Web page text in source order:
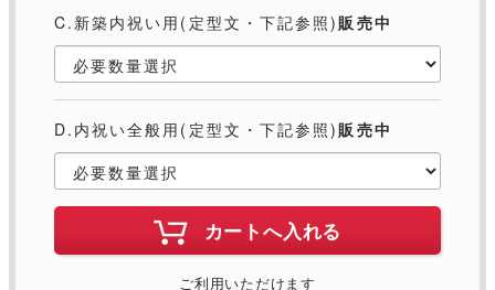
C.新築内祝い用(定型文・下記参照)販売中
D.内祝い全般用(定型文・下記参照)販売中
カートへ入れる
ご利用いただけます